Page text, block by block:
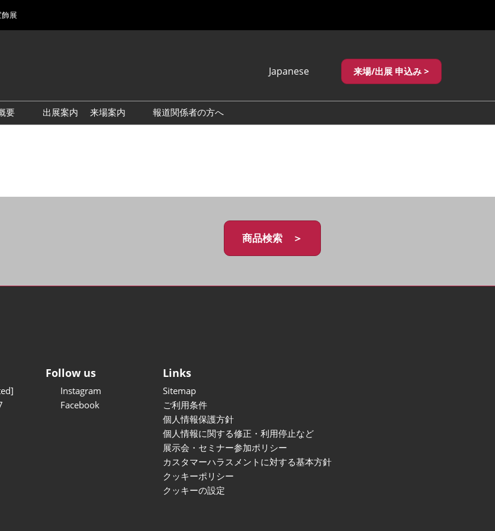
展
Japanese
繁體中文
来場/出展 申込み >
要
出展案内
来場案内
報道関係者の方へ
商品検索 ＞
Follow us
Instagram
Facebook
Links
Sitemap
ご利用条件
個人情報保護方針
個人情報に関する修正・利用停止など
展示会・セミナー参加ポリシー
カスタマーハラスメントに対する基本方針
クッキーポリシー
クッキーの設定